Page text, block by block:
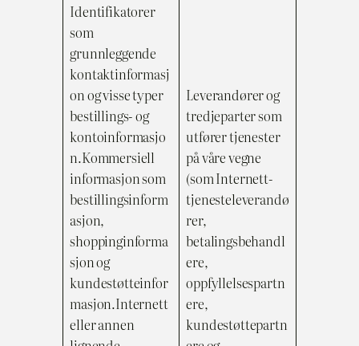
Identifikatorer
som
grunnleggende
kontaktinformasj
on og visse typer
bestillings- og
kontoinformasjo
n.Kommersiell
informasjon som
bestillingsinform
asjon,
shoppinginforma
sjon og
kundestøtteinfor
masjon.Internett
eller annen
Leverandører og
tredjeparter som
utfører tjenester
på våre vegne
(som Internett-
tjenesteleverandø
rer,
betalingsbehandl
ere,
oppfyllelsespartn
ere,
kundestøttepartn